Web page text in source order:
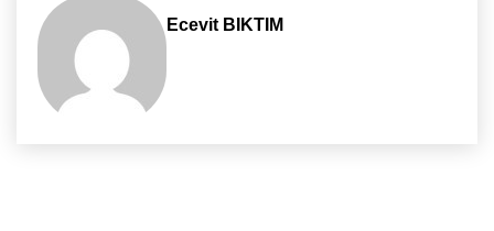
Ecevit BIKTIM